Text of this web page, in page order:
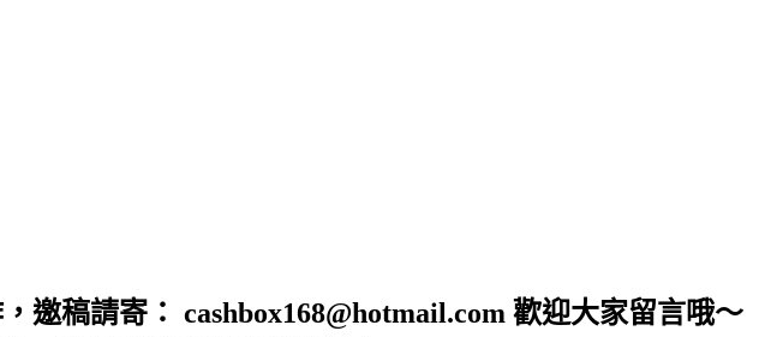
稿請寄： cashbox168@hotmail.com 歡迎大家留言哦～